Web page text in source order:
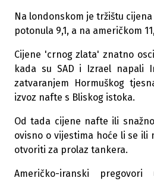
Na londonskom je tržištu
potonula 9,1, a na američkom
Cijene 'crnog zlata' znatno
kada su SAD i Izrael napali
zatvaranjem Hormuškog
izvoz nafte s Bliskog istoka.
Od tada cijene nafte ili
ovisno o vijestima hoće li se ili
otvoriti za prolaz tankera.
Američko-iranski